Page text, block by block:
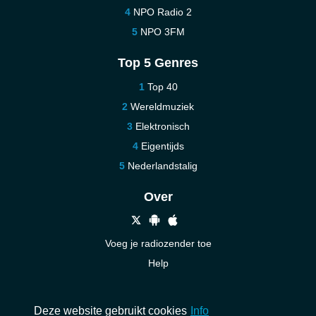
NPO Radio 2
NPO 3FM
Top 5 Genres
Top 40
Wereldmuziek
Elektronisch
Eigentijds
Nederlandstalig
Over
Voeg je radiozender toe
Help
Deze website gebruikt cookies Info